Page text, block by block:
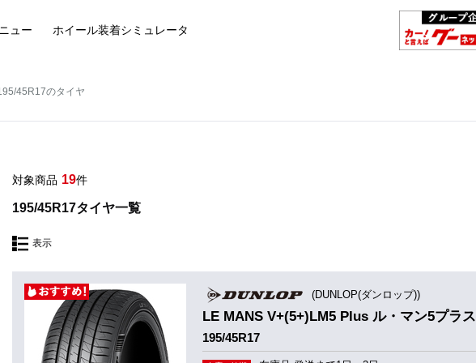
ュー ホイール装着シミュレータ
45R17のタイヤ
対象商品 19件
195/45R17タイヤ一覧
表示
(DUNLOP(ダンロップ))
LE MANS V+(5+)LM5 Plus ル・マン5プラス
195/45R17